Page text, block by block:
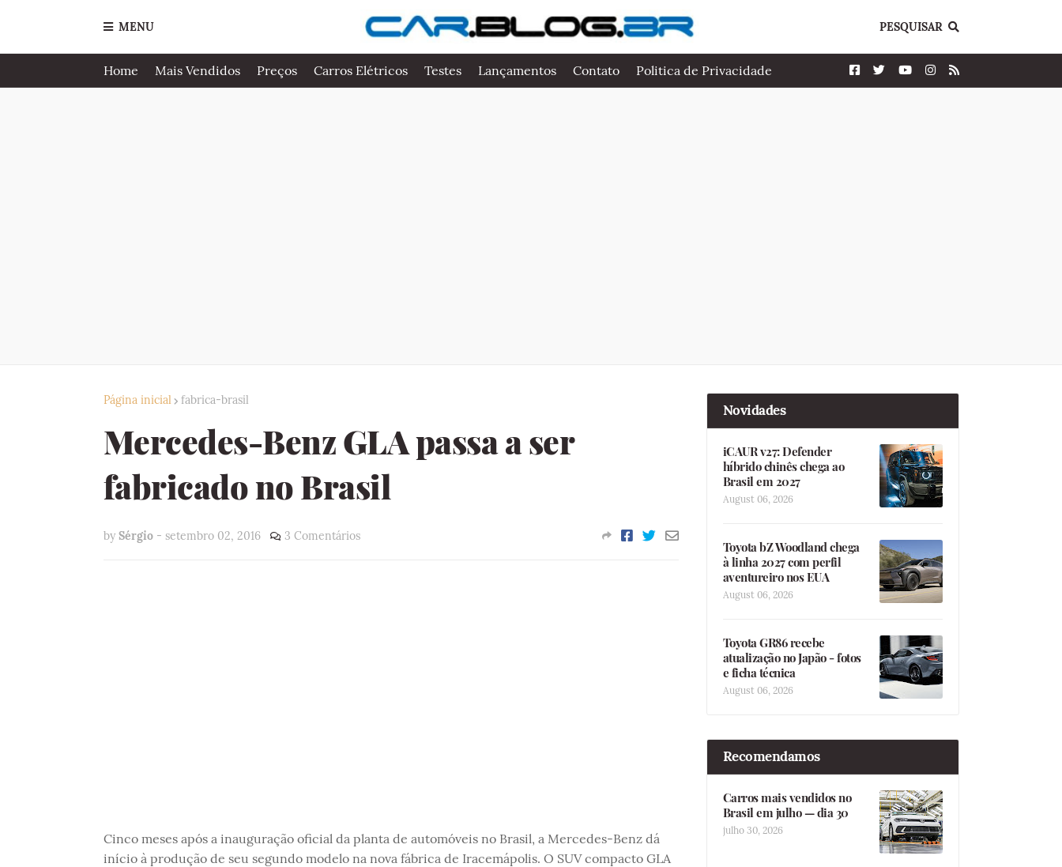
MENU PESQUISAR
Home Mais Vendidos Preços Carros Elétricos Testes Lançamentos Contato Politica de Privacidade
Página inicial fabrica-brasil
Mercedes-Benz GLA passa a ser
fabricado no Brasil
by Sérgio - setembro 02, 2016 3 Comentários
Cinco meses após a inauguração oficial da planta de automóveis no Brasil, a Mercedes-Benz dá
início à produção de seu segundo modelo na nova fábrica de Iracemápolis. O SUV compacto GLA
Novidades
iCAUR v27: Defender
híbrido chinês chega ao
Brasil em 2027
August 06, 2026
Toyota bZ Woodland chega
à linha 2027 com perfil
aventureiro nos EUA
August 06, 2026
Toyota GR86 recebe
atualização no Japão - fotos
e ficha técnica
August 06, 2026
Recomendamos
Carros mais vendidos no
Brasil em julho — dia 30
julho 30, 2026